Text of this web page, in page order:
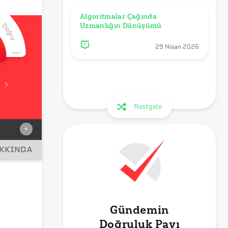
+
Algoritmalar Çağında
Uzmanlığın Dönüşümü
29 Nisan 2026
Rastgele
Gündemin
Doğruluk Payı